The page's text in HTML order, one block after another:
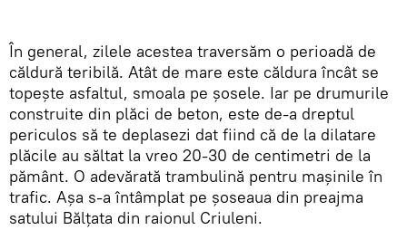
În general, zilele acestea traversăm o perioadă de
căldură teribilă. Atât de mare este căldura încât se
topește asfaltul, smoala pe șosele. Iar pe drumurile
construite din plăci de beton, este de-a dreptul
periculos să te deplasezi dat fiind că de la dilatare
plăcile au săltat la vreo 20-30 de centimetri de la
pământ. O adevărată trambulină pentru mașinile în
trafic. Așa s-a întâmplat pe șoseaua din preajma
satului Bălţata din raionul Criuleni.